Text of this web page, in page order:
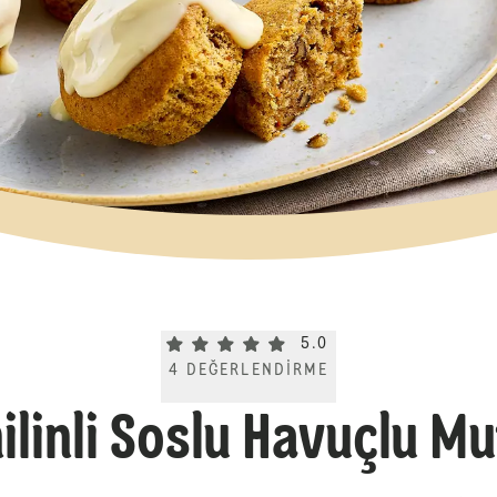
Current rating 5.0. Click to rate.
5.0
4
DEĞERLENDIRME
Soslu Havuçlu